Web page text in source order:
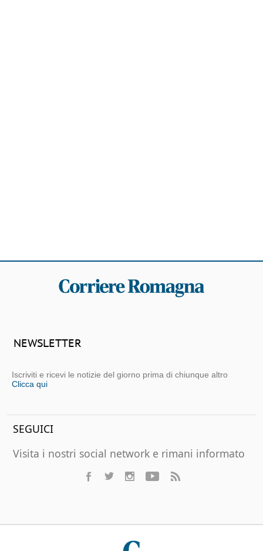
NEWSLETTER
Iscriviti e ricevi le notizie del giorno prima di chiunque altro
Clicca qui
SEGUICI
Visita i nostri social network e rimani informato